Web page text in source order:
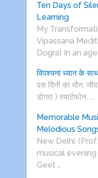
Ten Days of
Learning
My
Vipassana
Dogra) In an age
विपश्यना ध्यान के
दस दिनों का मौन,
डोगरा ) स्मार्टफोन, …
Memorable
Melodious
New Delhi:
musical
Geet …